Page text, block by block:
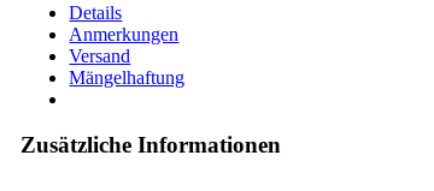
Details
Anmerkungen
Versand
Mängelhaftung
Zusätzliche Informationen